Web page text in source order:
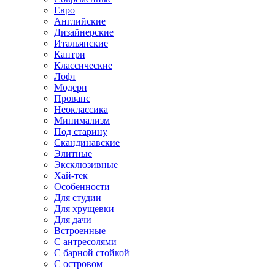
Евро
Английские
Дизайнерские
Итальянские
Кантри
Классические
Лофт
Модерн
Прованс
Неоклассика
Минимализм
Под старину
Скандинавские
Элитные
Эксклюзивные
Хай-тек
Особенности
Для студии
Для хрущевки
Для дачи
Встроенные
С антресолями
С барной стойкой
С островом